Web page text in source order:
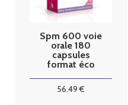
Spm 600 voie
orale 180
capsules
format éco
56.49 €